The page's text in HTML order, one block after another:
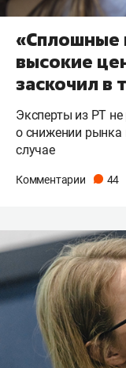
«Сплошные
высокие
заскочил в
Эксперты из РТ
о снижении рынка
случае
Комментарии 44